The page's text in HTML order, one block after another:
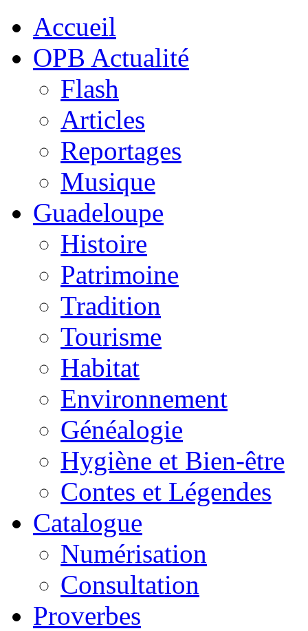
Accueil
OPB Actualité
Flash
Articles
Reportages
Musique
Guadeloupe
Histoire
Patrimoine
Tradition
Tourisme
Habitat
Environnement
Généalogie
Hygiène et Bien-être
Contes et Légendes
Catalogue
Numérisation
Consultation
Proverbes